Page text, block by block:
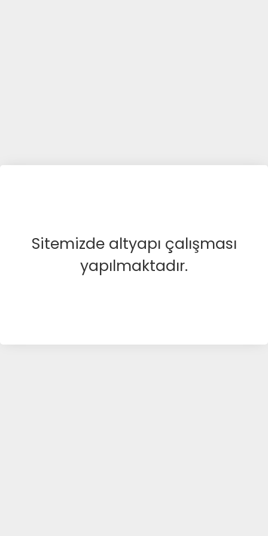
Sitemizde altyapı çalışması
yapılmaktadır.